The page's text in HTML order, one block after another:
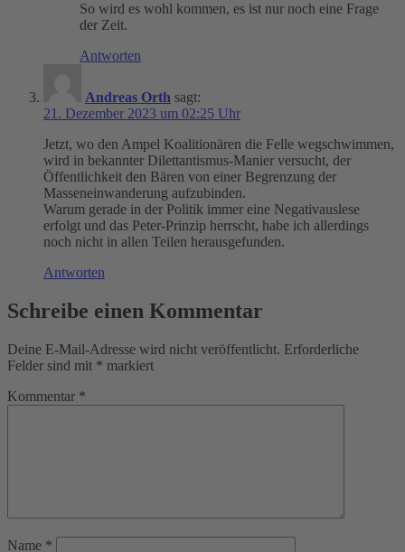
So wird es wohl kommen, es ist nur noch eine Frage
der Zeit.
Antworten
Andreas Orth sagt:
21. Dezember 2023 um 02:25 Uhr
Jetzt, wo den Ampel Koalitionären die Felle wegschwimmen,
wird in bekannter Dilettantismus-Manier versucht, der
Öffentlichkeit den Bären von einer Begrenzung der
Masseneinwanderung aufzubinden.
Warum gerade in der Politik immer eine Negativauslese
erfolgt und das Peter-Prinzip herrscht, habe ich allerdings
noch nicht in allen Teilen herausgefunden.
Antworten
Schreibe einen Kommentar
Deine E-Mail-Adresse wird nicht veröffentlicht. Erforderliche
Felder sind mit * markiert
Kommentar *
Name *